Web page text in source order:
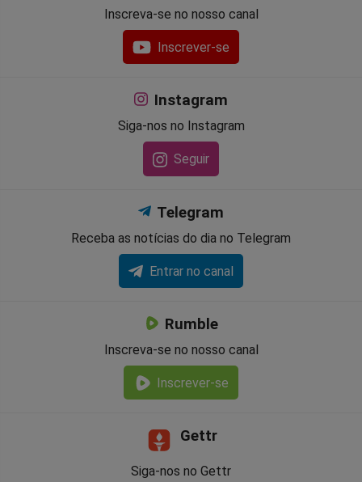
Inscreva-se no nosso canal
Inscrever-se
Instagram
Siga-nos no Instagram
Seguir
Telegram
Receba as notícias do dia no Telegram
Entrar no canal
Rumble
Inscreva-se no nosso canal
Inscrever-se
Gettr
Siga-nos no Gettr